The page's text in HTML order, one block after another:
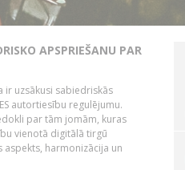
APSPRIEŠANU PAR
ir uzsākusi sabiedriskās
autortiesību regulējumu.
par tām jomām, kuras
vienotā digitālā tirgū
harmonizācija un